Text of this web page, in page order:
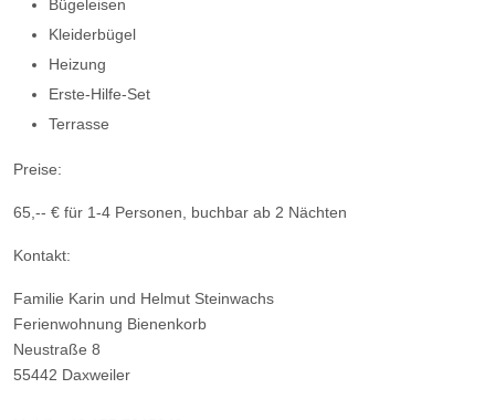
Bügeleisen
Kleiderbügel
Heizung
Erste-Hilfe-Set
Terrasse
Preise:
65,-- € für 1-4 Personen, buchbar ab 2 Nächten
Kontakt:
Familie Karin und Helmut Steinwachs
Ferienwohnung Bienenkorb
Neustraße 8
55442 Daxweiler